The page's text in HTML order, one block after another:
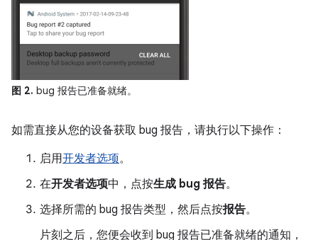
图 2. bug 报告已准备就绪。
如需直接从您的设备获取 bug 报告，请执行以下操作：
启用开发者选项。
在开发者选项中，点按生成 bug 报告。
选择所需的 bug 报告类型，然后点按报告。
片刻之后，您便会收到 bug 报告已准备就绪的通知，